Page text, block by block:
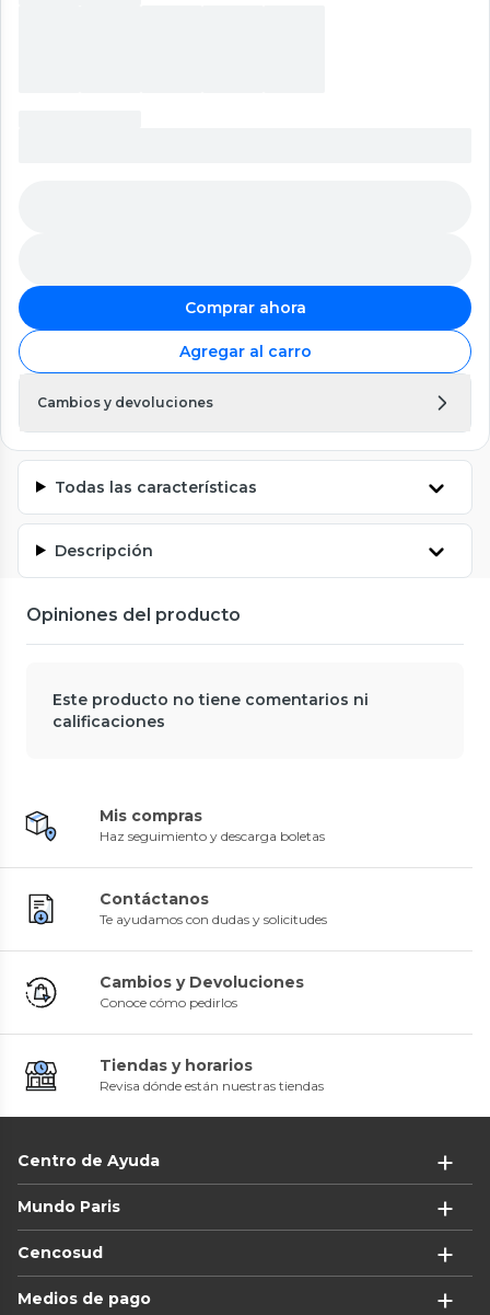
Comprar ahora
Agregar al carro
Cambios y devoluciones
Todas las características
Descripción
Opiniones del producto
Este producto no tiene comentarios ni
calificaciones
Mis compras
Haz seguimiento y descarga boletas
Contáctanos
Te ayudamos con dudas y solicitudes
Cambios y Devoluciones
Conoce cómo pedirlos
Tiendas y horarios
Revisa dónde están nuestras tiendas
Centro de Ayuda
Mundo Paris
Cencosud
Medios de pago